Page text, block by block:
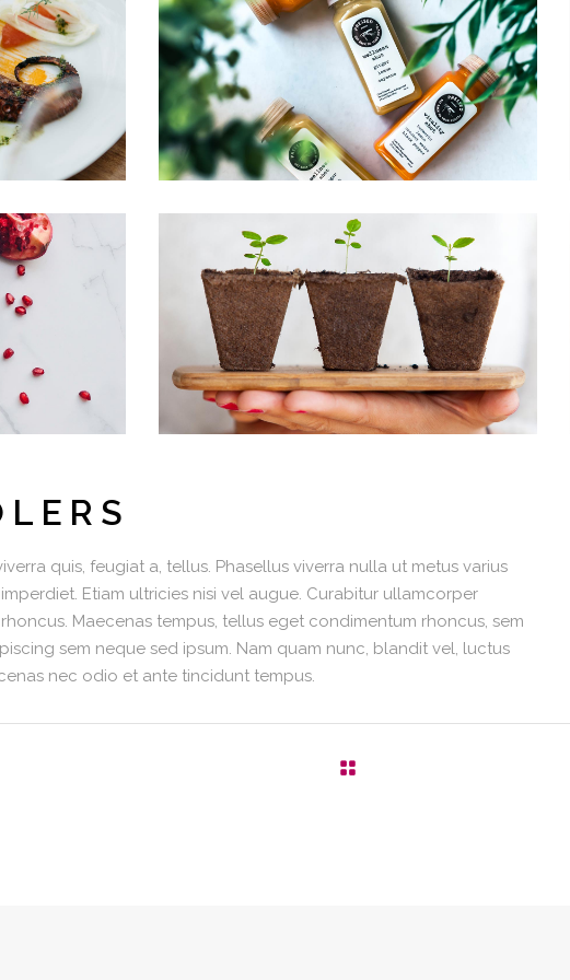
quis, feugiat a, tellus. Phasellus viverra nulla ut metus varius
Etiam ultricies nisi vel augue. Curabitur ullamcorper
Maecenas tempus, tellus eget condimentum rhoncus, sem
sem neque sed ipsum. Nam quam nunc, blandit vel, luctus
nec odio et ante tincidunt tempus.